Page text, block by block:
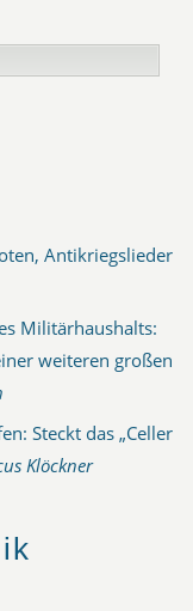
Antikriegslieder
Militärhaushalts:
weiteren großen
Steckt das „Celler
Klöckner